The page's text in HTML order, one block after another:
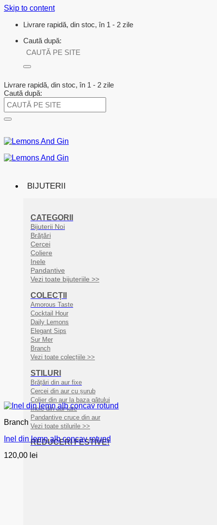
Skip to content
Livrare rapidă, din stoc, în 1 - 2 zile
Caută după:
Livrare rapidă, din stoc, în 1 - 2 zile
Caută după:
BIJUTERII
CATEGORII
Bijuterii Noi
Brățări
Cercei
Coliere
Inele
Pandantive
Vezi toate bijuteriile >>
COLECȚII
Amorous Taste
Cocktail Hour
Daily Lemons
Elegant Sips
Sur Mer
Branch
Vezi toate colecțiile >>
STILURI
Brățări din aur fixe
Cercei din aur cu șurub
Colier din aur la baza gâtului
Inele din aur late
Pandantive cruce din aur
Vezi toate stilurile >>
REDUCERI FESTIVE!
Branch
Inel din lemn alb concav rotund
120,00 lei